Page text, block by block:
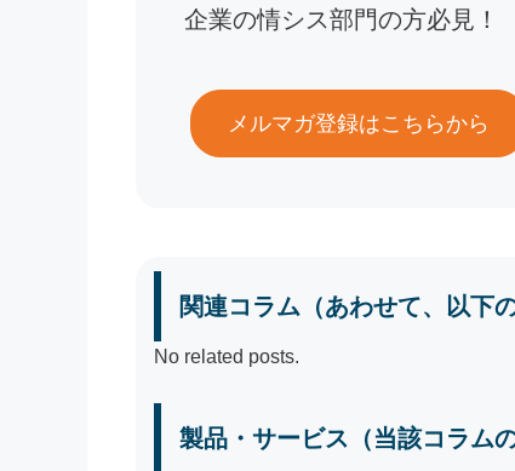
企業の情シス部門の方必見！
メルマガ登録はこちらから
関連コラム（あわせて、以下
No related posts.
製品・サービス（当該コラム